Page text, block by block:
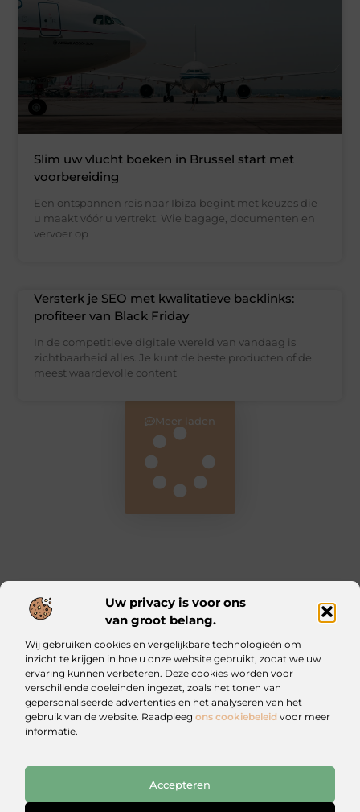
Uw privacy is voor ons
van groot belang.
Wij gebruiken cookies en vergelijkbare technologieën om
inzicht te krijgen in hoe u onze website gebruikt, zodat we uw
ervaring kunnen verbeteren. Deze cookies worden voor
verschillende doeleinden ingezet, zoals het tonen van
gepersonaliseerde advertenties en het analyseren van het
gebruik van de website. Raadpleeg ons cookiebeleid voor meer
informatie.
Accepteren
Slim uw vlucht boeken in Brussel start met
voorbereiding
Een ontspannen reis naar Ibiza begint met keuzes die
u maakt vóór u vertrekt. Wie bagage, documenten en
vervoer op
Versterk je SEO met kwalitatieve backlinks:
profiteer van Black Friday
In de competitieve digitale wereld van vandaag is
zichtbaarheid alles. Je kunt de beste producten of de
meest waardevolle content
Meer laden
Main Links
Iztougoud.be: Voor wie nieuwsgierig blijft
Blogs vol inspiratie en praktische wijsheid.